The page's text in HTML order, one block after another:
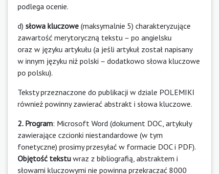
podlega ocenie.
d) słowa kluczowe (maksymalnie 5) charakteryzujące
zawartość merytoryczną tekstu – po angielsku
oraz w języku artykułu (a jeśli artykuł został napisany
w innym języku niż polski – dodatkowo słowa kluczowe
po polsku).
Teksty przeznaczone do publikacji w dziale POLEMIKI
również powinny zawierać abstrakt i słowa kluczowe.
2. Program: Microsoft Word (dokument DOC, artykuły
zawierające czcionki niestandardowe (w tym
fonetyczne) prosimy przesyłać w formacie DOC i PDF).
Objętość tekstu wraz z bibliografią, abstraktem i
słowami kluczowymi nie powinna przekraczać 8000